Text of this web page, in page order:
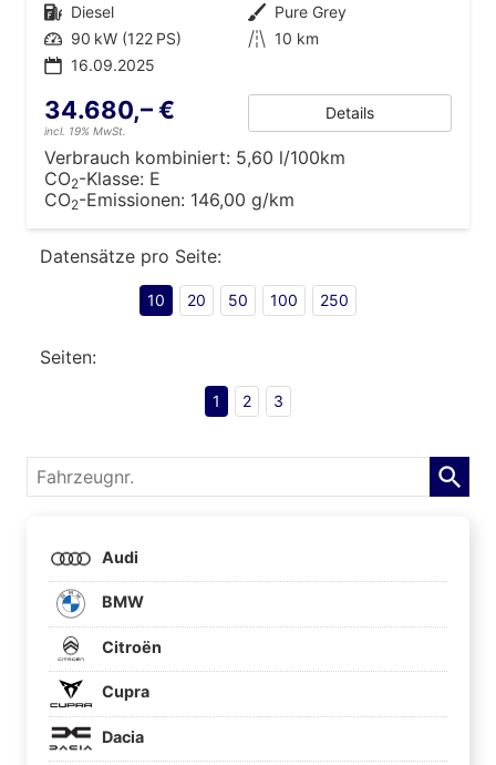
Kraftstoff Diesel Außenfarbe Pure Grey
Leistung 90 kW (122 PS) Kilometerstand 10 km
16.09.2025
34.680,– €
incl. 19% MwSt.
Details
Verbrauch kombiniert: 5,60 l/100km
CO2-Klasse: E
CO2-Emissionen: 146,00 g/km
Datensätze pro Seite:
10 20 50 100 250
Seiten:
1 2 3
Fahrzeugnr.
Audi
BMW
Citroën
Cupra
Dacia